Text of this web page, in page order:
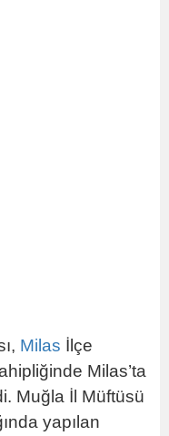
Milas İlçe
Milas’ta
Muğla İl Müftüsü
yapılan